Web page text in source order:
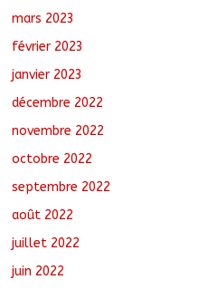
mars 2023
février 2023
janvier 2023
décembre 2022
novembre 2022
octobre 2022
septembre 2022
août 2022
juillet 2022
juin 2022